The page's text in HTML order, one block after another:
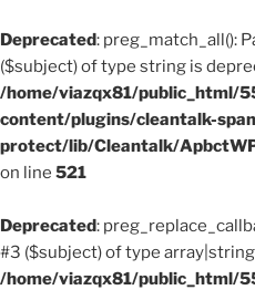
Deprecated: preg_match_all():
($subject) of type string is
/home/viazqx81/public_html/
content/plugins/cleantalk-
protect/lib/Cleantalk/
on line 521
Deprecated:
#3 ($subject) of type
/home/viazqx81/public_html/